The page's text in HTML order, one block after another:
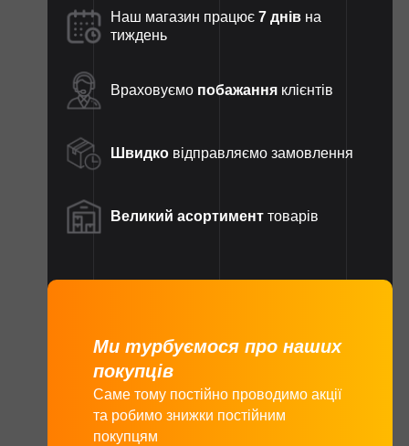
Наш магазин працює 7 днів на
тиждень
Враховуємо побажання клієнтів
Швидко відправляємо замовлення
Великий асортимент товарів
Ми турбуємося про наших
покупців
Саме тому постійно проводимо акції
та робимо знижки постійним
покупцям